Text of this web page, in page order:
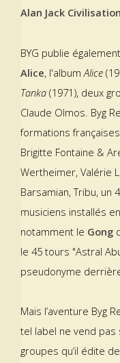
Alan Jack
BYG publie
Alice, l'album Alice
Tanka (1971), deux
Claude Olmos. Byg
formations
Brigitte Fontaine &
Wertheimer, Valérie
Barsamian, Tribu, un
musiciens installés
notamment le Gong
le 45 tours "Astral
pseudonyme
Mais l’aventure Byg
tel label ne vend
groupes qu’il édite